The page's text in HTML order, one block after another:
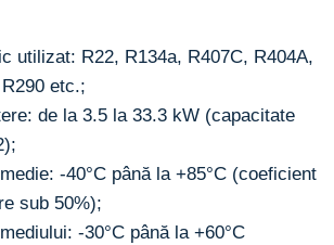
utilizat: R22, R134a, R407C, R404A,
etc.;
de la 3.5 la 33.3 kW (capacitate
-40°C până la +85°C (coeficient
sub 50%);
-30°C până la +60°C